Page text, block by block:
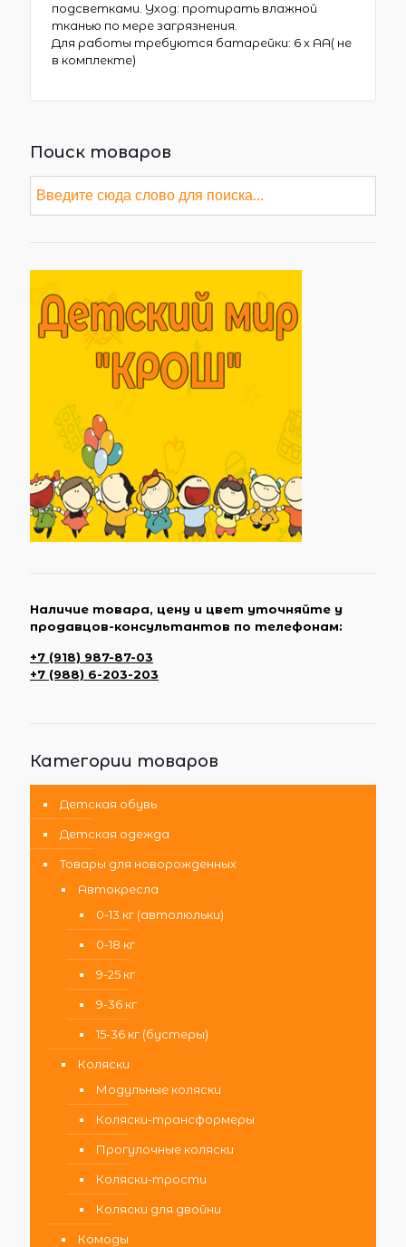
подсветками. Уход: протирать влажной
тканью по мере загрязнения.
Для работы требуются батарейки: 6 х АА( не
в комплекте)
Поиск товаров
Наличие товара, цену и цвет уточняйте у
продавцов-консультантов по телефонам:
+7 (918) 987-87-03
+7 (988) 6-203-203
Категории товаров
Детская обувь
Детская одежда
Товары для новорожденных
Автокресла
0-13 кг (автолюльки)
0-18 кг
9-25 кг
9-36 кг
15-36 кг (бустеры)
Коляски
Модульные коляски
Коляски-трансформеры
Прогулочные коляски
Коляски-трости
Коляски для двойни
Комоды